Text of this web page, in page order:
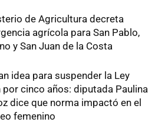
de Agricultura decreta
agrícola para San Pablo,
y San Juan de la Costa
idea para suspender la Ley
por cinco años: diputada Paulina
dice que norma impactó en el
femenino